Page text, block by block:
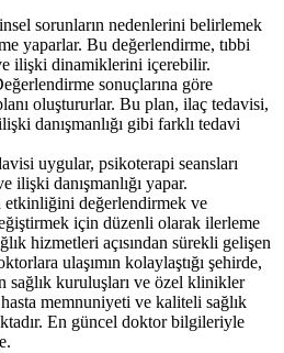
sorunların nedenlerini belirlemek
yaparlar. Bu değerlendirme, tıbbi
ilişki dinamiklerini içerebilir.
sonuçlarına göre
oluştururlar. Bu plan, ilaç tedavisi,
danışmanlığı gibi farklı tedavi
uygular, psikoterapi seansları
ilişki danışmanlığı yapar.
değerlendirmek ve
için düzenli olarak ilerleme
hizmetleri açısından sürekli gelişen
ulaşımın kolaylaştığı şehirde,
sağlık kuruluşları ve özel klinikler
memnuniyeti ve kaliteli sağlık
En güncel doktor bilgileriyle